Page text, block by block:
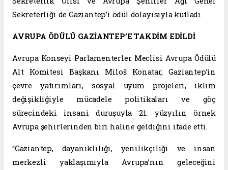
Sekreterliği de Gaziantep’i ödül dolayısıyla kutladı.
AVRUPA ÖDÜLÜ GAZİANTEP’E TAKDİM EDİLDİ
Avrupa Konseyi Parlamenterler Meclisi Avrupa Ödülü
Alt Komitesi Başkanı Miloš Konatar, Gaziantep’in
çevre yatırımları, sosyal uyum projeleri, iklim
değişikliğiyle mücadele politikaları ve göç
sürecindeki insani duruşuyla 21. yüzyılın örnek
Avrupa şehirlerinden biri haline geldiğini ifade etti.
“Gaziantep, dayanıklılığı, yenilikçiliği ve insan
merkezli yaklaşımıyla Avrupa’nın geleceğini